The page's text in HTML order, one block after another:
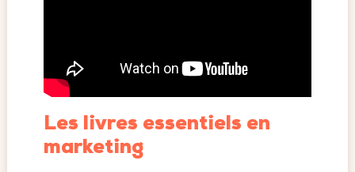
Les livres essentiels en
marketing